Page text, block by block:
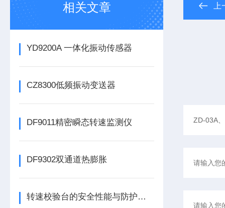
相关文章
YD9200A 一体化振动传感器
CZ8300低频振动变送器
DF9011精密瞬态转速监测仪
DF9302双通道热膨胀
转速校验台的安全性能与防护措施